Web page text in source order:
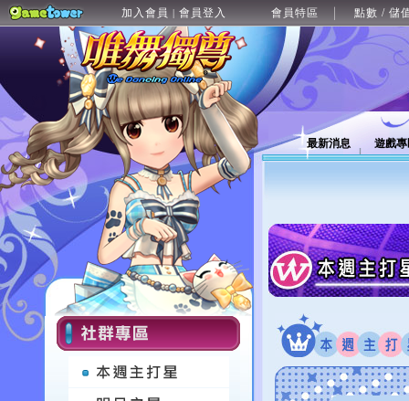
加入會員 | 會員登入 會員特區 點數 / 儲
最新消息 遊戲